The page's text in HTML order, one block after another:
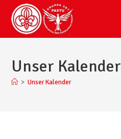
Unser Kalender
> Unser Kalender